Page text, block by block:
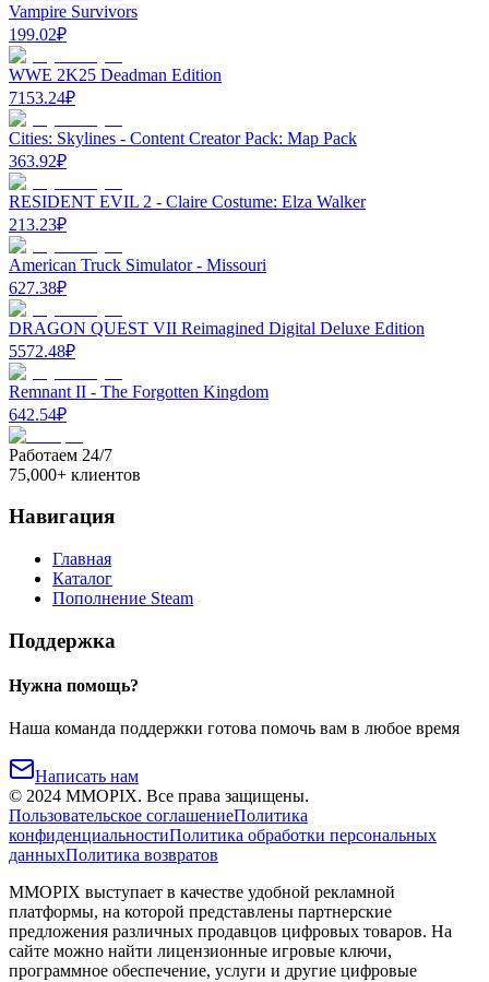
Vampire Survivors
199.02₽
WWE 2K25 Deadman Edition
7153.24₽
Cities: Skylines - Content Creator Pack: Map Pack
363.92₽
RESIDENT EVIL 2 - Claire Costume: Elza Walker
213.23₽
American Truck Simulator - Missouri
627.38₽
DRAGON QUEST VII Reimagined Digital Deluxe Edition
5572.48₽
Remnant II - The Forgotten Kingdom
642.54₽
Работаем 24/7
75,000+ клиентов
Навигация
Главная
Каталог
Пополнение Steam
Поддержка
Нужна помощь?
Наша команда поддержки готова помочь вам в любое время
Написать нам
© 2024 MMOPIX. Все права защищены.
Пользовательское соглашениеПолитика
конфиденциальностиПолитика обработки персональных
данныхПолитика возвратов
MMOPIX выступает в качестве удобной рекламной
платформы, на которой представлены партнерские
предложения различных продавцов цифровых товаров. На
сайте можно найти лицензионные игровые ключи,
программное обеспечение, услуги и другие цифровые